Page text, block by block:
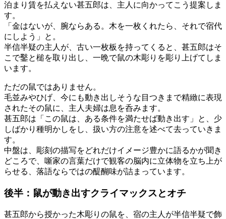
泊まり賃を払えない甚五郎は、主人に向かってこう提案しま
す。
「金はないが、腕ならある。木を一枚くれたら、それで宿代
にしよう」と。
半信半疑の主人が、古い一枚板を持ってくると、甚五郎はそ
こで鑿と槌を取り出し、一晩で鼠の木彫りを彫り上げてしま
います。
ただの鼠ではありません。
毛並みやひげ、今にも動き出しそうな目つきまで精緻に表現
されたその鼠に、主人夫婦は息を呑みます。
甚五郎は「この鼠は、ある条件を満たせば動き出す」と、少
しばかり種明かしをし、扱い方の注意を述べて去っていきま
す。
中盤は、彫刻の描写をどれだけイメージ豊かに語るかが聞き
どころで、噺家の言葉だけで観客の脳内に立体物を立ち上が
らせる、落語ならではの醍醐味が詰まっています。
後半：鼠が動き出すクライマックスとオチ
甚五郎から授かった木彫りの鼠を、宿の主人が半信半疑で飾